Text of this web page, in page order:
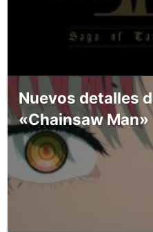
Nuevos detalles
«Chainsaw Man»